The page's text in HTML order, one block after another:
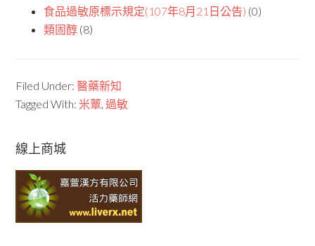
食品過敏原標示規定(107年8月21日公告) (0)
類固醇 (8)
Filed Under:醫藥新知
Tagged With: 米蕈,過敏
線上商城